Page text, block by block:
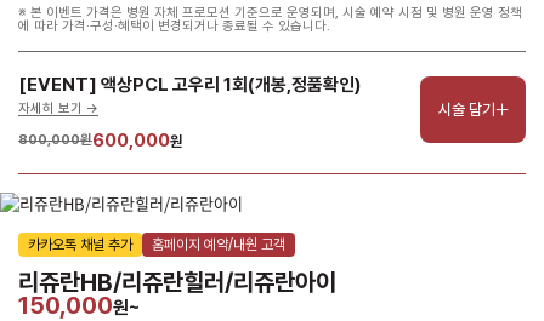
※ 본 이벤트 가격은 병원 자체 프로모션 기준으로 운영되며, 시술 예약 시점 및 병원 운영 정책
에 따라 가격·구성·혜택이 변경되거나 종료될 수 있습니다.
[EVENT] 액상PCL 고우리 1회(개봉,정품확인)
자세히 보기 ->
800,000원600,000원
시술 담기
카카오톡 채널 추가 홈페이지 예약/내원 고객
리쥬란HB/리쥬란힐러/리쥬란아이
150,000원~